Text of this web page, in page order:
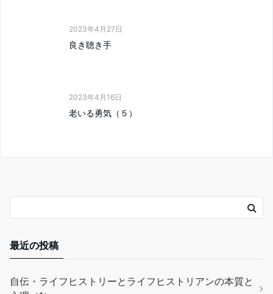
2023年4月27日
良き聴き手
2023年4月16日
老いる勇気（５）
最近の投稿
自伝・ライフヒストリーとライフヒストリアンの本質と